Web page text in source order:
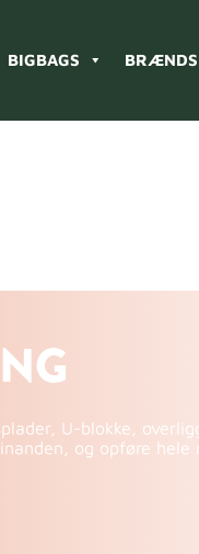
BIGBAGS
U-blokke,
og opføre hele